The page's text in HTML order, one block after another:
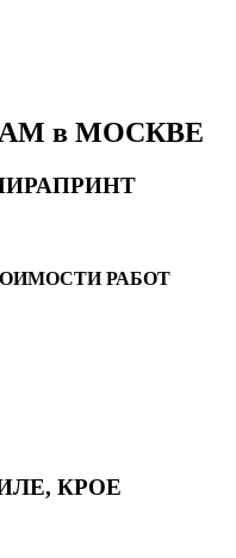
в МОСКВЕ
РАБОТ
КРОЕ